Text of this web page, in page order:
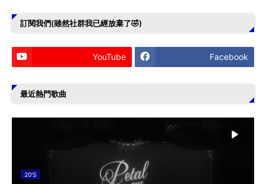
訂閱我們(雖然社群我已經放棄了🤣)
YouTube Facebook
最近熱門歌曲
20'S